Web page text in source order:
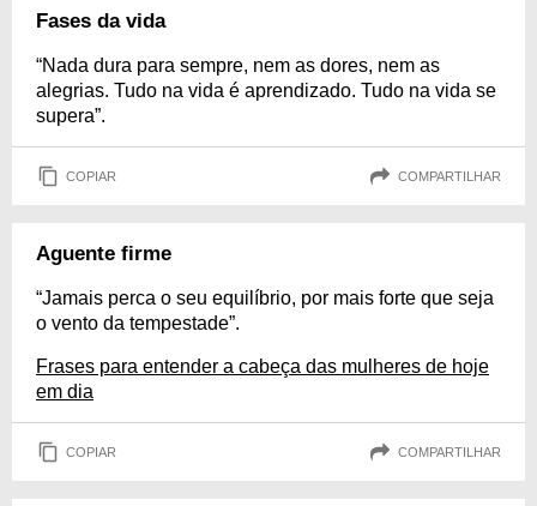
Fases da vida
“Nada dura para sempre, nem as dores, nem as
alegrias. Tudo na vida é aprendizado. Tudo na vida se
supera”.
COPIAR COMPARTILHAR
Aguente firme
“Jamais perca o seu equilíbrio, por mais forte que seja
o vento da tempestade”.
Frases para entender a cabeça das mulheres de hoje
em dia
COPIAR COMPARTILHAR